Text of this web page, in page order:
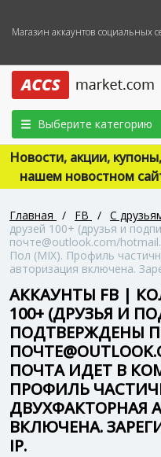
Магазин аккаунтов социальных
Выберите категорию
Новости, акции,
нашем новостном
Главная / FB / С
друзей 100+ (друзья и
почте@outlook.com/
Пол (MIX). Профиль
авторизация включена.
АККАУНТЫ FB |
100+ (ДРУЗЬЯ И
ПОДТВЕРЖДЕНЫ
ПОЧТА ИДЕТ В
ПРОФИЛЬ
ДВУХФАКТОРНАЯ
ВКЛЮЧЕНА.
IP.